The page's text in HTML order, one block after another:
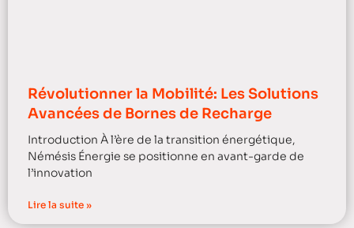
Révolutionner la Mobilité: Les Solutions
Avancées de Bornes de Recharge
Introduction À l’ère de la transition énergétique,
Némésis Énergie se positionne en avant-garde de
l’innovation
Lire la suite »